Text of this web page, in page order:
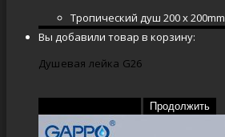
Тропический душ 200 x 200mm
Вы добавили товар в корзину:
Душевая лейка G26
Продолжить